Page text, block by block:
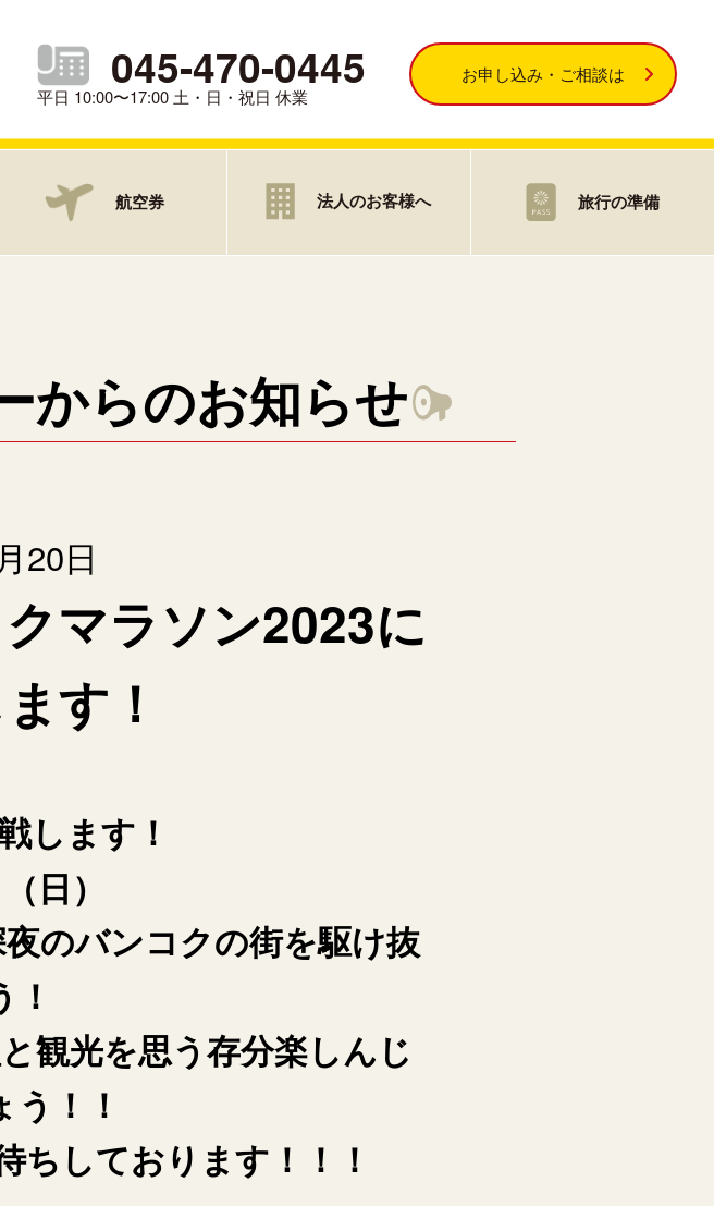
045-470-0445
平日 10:00〜17:00 土・日・祝日 休業
お申し込み・ご相談は
航空券 法人のお客様へ 旅行の準備
からのお知らせ
20日
マラソン2023に
す！
します！
日）
のバンコクの街を駆け抜
観光を思う存分楽しんじ
！！
ちしております！！！